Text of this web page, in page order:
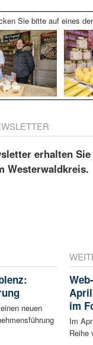
Sie bitte auf eines
erhalten
Westerwaldkreis.
neuen
im
Im
Reihe